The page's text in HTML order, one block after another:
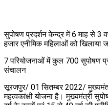
सुपोषण प्रदर्शन केन्द्र में 6 माह से 3
हजार एनीमिक महिलाओं को खिलाया
7 परियोजनाओं में कुल 700 सुपोषण
संचालन
सूरजपुर/ 01 सितम्बर 2022/
महत्वकांक्षी योजना है। मुख्यमंत्री